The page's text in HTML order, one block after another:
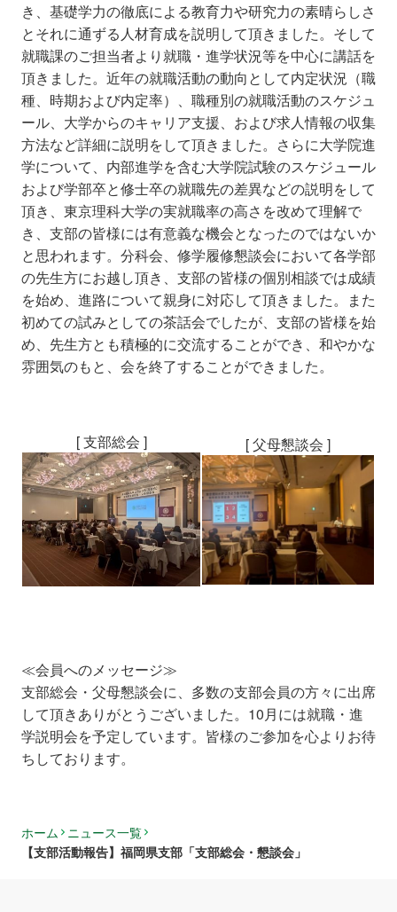
き、基礎学力の徹底による教育力や研究力の素晴らしさ
とそれに通ずる人材育成を説明して頂きました。そして
就職課のご担当者より就職・進学状況等を中心に講話を
頂きました。近年の就職活動の動向として内定状況（職
種、時期および内定率）、職種別の就職活動のスケジュ
ール、大学からのキャリア支援、および求人情報の収集
方法など詳細に説明をして頂きました。さらに大学院進
学について、内部進学を含む大学院試験のスケジュール
および学部卒と修士卒の就職先の差異などの説明をして
頂き、東京理科大学の実就職率の高さを改めて理解で
き、支部の皆様には有意義な機会となったのではないか
と思われます。分科会、修学履修懇談会において各学部
の先生方にお越し頂き、支部の皆様の個別相談では成績
を始め、進路について親身に対応して頂きました。また
初めての試みとしての茶話会でしたが、支部の皆様を始
め、先生方とも積極的に交流することができ、和やかな
雰囲気のもと、会を終了することができました。
[ 支部総会 ] [ 父母懇談会 ]
≪会員へのメッセージ≫
支部総会・父母懇談会に、多数の支部会員の方々に出席
して頂きありがとうございました。10月には就職・進
学説明会を予定しています。皆様のご参加を心よりお待
ちしております。
ホーム ニュース一覧
【支部活動報告】福岡県支部「⽀部総会・懇談会」